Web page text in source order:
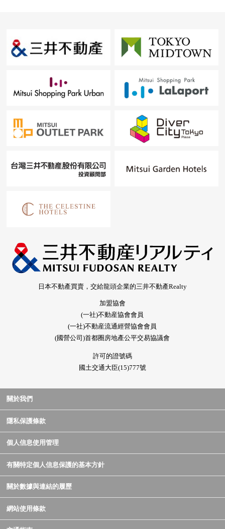
日本不動產買賣，交給龍頭企業的三井不動產Realty
加盟協會
(一社)不動産協會會員
(一社)不動産流通經營協會會員
(國營公司)首都圈房地產公平交易協議會
許可的證號碼
國土交通大臣(15)777號
關於我們
隱私保護條款
個人信息使用管理
有關特定個人信息保護的基本方針
關於數據與連結的履歷
網站使用條款